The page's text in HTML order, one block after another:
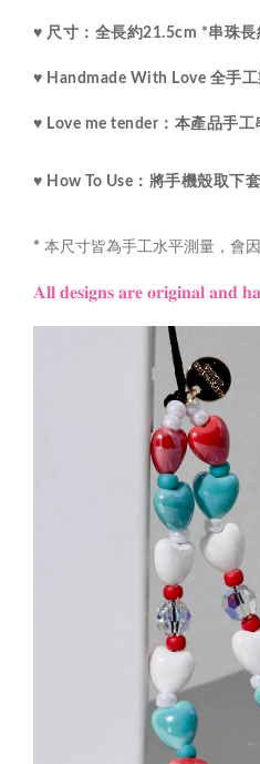
♥ 尺寸： 全長約21.5cm *串珠
♥ Handmade With Love 全手
♥ Love me tender： 本產品手工
♥ How To Use：將手機殼取下
* 本尺寸皆為手工水平測量，會
𝐀𝐥𝐥 𝐝𝐞𝐬𝐢𝐠𝐧𝐬 𝐚𝐫𝐞 𝐨𝐫𝐢𝐠𝐢𝐧𝐚𝐥 𝐚𝐧𝐝